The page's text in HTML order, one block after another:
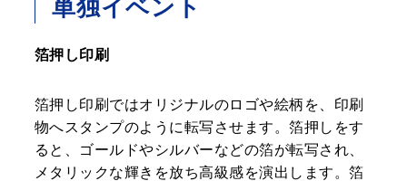
単独イベント
箔押し印刷
箔押し印刷ではオリジナルのロゴや絵柄を、印刷
物へスタンプのように転写させます。箔押しをす
ると、ゴールドやシルバーなどの箔が転写され、
メタリックな輝きを放ち高級感を演出します。箔